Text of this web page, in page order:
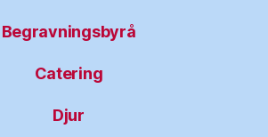
Begravningsbyrå
Catering
Djur